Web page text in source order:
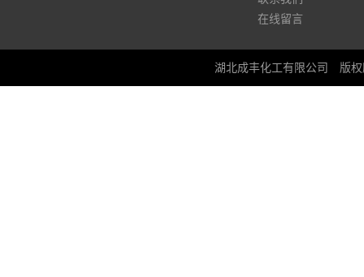
在线留言
湖北成丰化工有限公司 版